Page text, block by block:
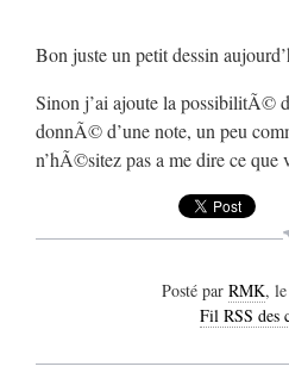
Bon juste un petit dessin
Sinon j’ai ajoute la possibilitÃ©
donnÃ© d’une note, un peu
n’hÃ©sitez pas a me dire ce que
Posté par RMK, le
Fil RSS des